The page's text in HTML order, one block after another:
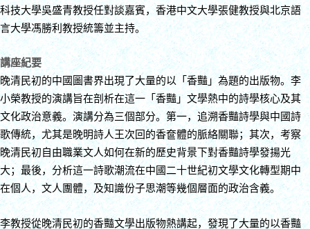
科技大學吳盛青教授任對談嘉賓，香港中文大學張健教授與北京語
言大學馮勝利教授統籌並主持。
講座紀要
晚清民初的中國圖書界出現了大量的以「香豔」為題的出版物。李
小榮教授的演講旨在剖析在這一「香豔」文學熱中的詩學核心及其
文化政治意義。演講分為三個部分。第一，追溯香豔詩學與中國詩
歌傳統，尤其是晚明詩人王次回的香奩體的脈絡關聯；其次，考察
晚清民初自由職業文人如何在新的歷史背景下對香豔詩學發揚光
大；最後，分析這一詩歌潮流在中國二十世紀初文學文化轉型期中
在個人，文人團體，及知識份子思潮等幾個層面的政治含義。
李教授從晚清民初的香豔文學出版物熱講起，發現了大量的以香豔